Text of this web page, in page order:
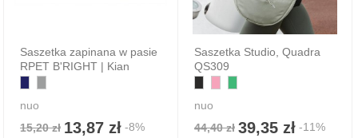
Saszetka zapinana w pasie
RPET B'RIGHT | Kian
nuo
15,20 zł 13,87 zł -8%
Saszetka Studio, Quadra
QS309
nuo
44,40 zł 39,35 zł -11%